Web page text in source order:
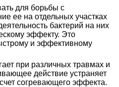
для борьбы с
ее на отдельных участках
бактерий на них
эффекту. Это
и эффективному
при различных травмах и
действие устраняет
согревающего эффекта.